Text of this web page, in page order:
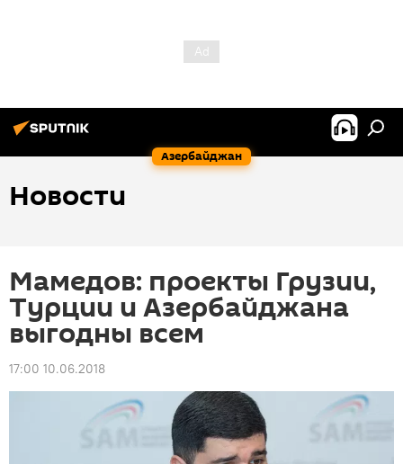
Азербайджан
Новости
Мамедов: проекты Грузии,
Турции и Азербайджана
выгодны всем
17:00 10.06.2018